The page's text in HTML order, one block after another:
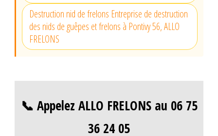
Destruction nid de frelons Entreprise de destruction
des nids de guêpes et frelons à Pontivy 56, ALLO
FRELONS
📞 Appelez ALLO FRELONS au 06 75
36 24 05